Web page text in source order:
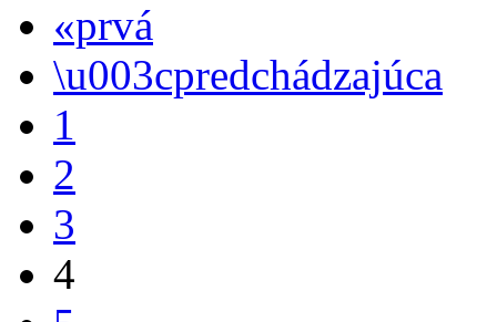
«prvá
\u003cpredchádzajúca
1
2
3
4